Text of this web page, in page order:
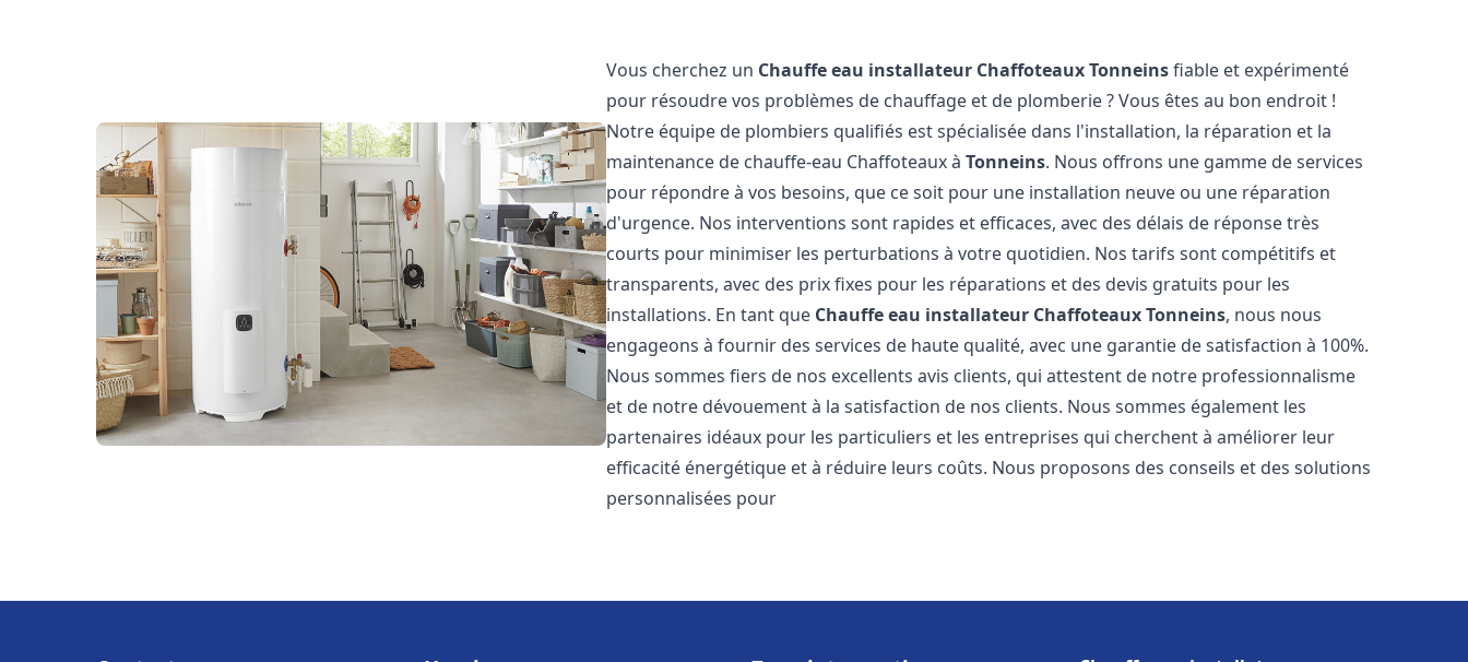
Vous cherchez un Chauffe eau installateur ChaffoteauxTonneinsfiable et expérimenté
pour résoudre vos problèmes de chauffage et de plomberie ? Vous êtes au bon endroit !
Notre équipe de plombiers qualifiés est spécialisée dans l'installation, la réparation et la
maintenance de chauffe-eau Chaffoteaux àTonneins. Nous offrons une gamme de services
pour répondre à vos besoins, que ce soit pour une installation neuve ou une réparation
d'urgence. Nos interventions sont rapides et efficaces, avec des délais de réponse très
courts pour minimiser les perturbations à votre quotidien. Nos tarifs sont compétitifs et
transparents, avec des prix fixes pour les réparations et des devis gratuits pour les
installations. En tant que Chauffe eau installateur ChaffoteauxTonneins, nous nous
engageons à fournir des services de haute qualité, avec une garantie de satisfaction à 100%.
Nous sommes fiers de nos excellents avis clients, qui attestent de notre professionnalisme
et de notre dévouement à la satisfaction de nos clients. Nous sommes également les
partenaires idéaux pour les particuliers et les entreprises qui cherchent à améliorer leur
efficacité énergétique et à réduire leurs coûts. Nous proposons des conseils et des solutions
personnalisées pour